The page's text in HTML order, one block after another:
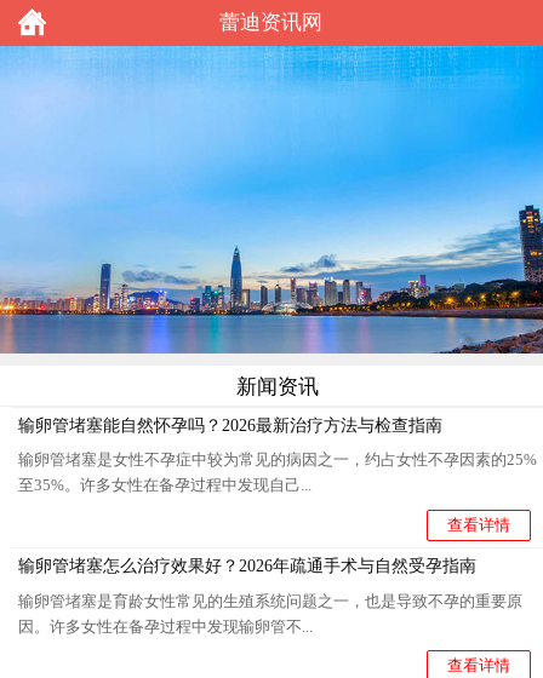
蕾迪资讯网
新闻资讯
输卵管堵塞能自然怀孕吗？2026最新治疗方法与检查指南
输卵管堵塞是女性不孕症中较为常见的病因之一，约占女性不孕因素的25%
至35%。许多女性在备孕过程中发现自己...
查看详情
输卵管堵塞怎么治疗效果好？2026年疏通手术与自然受孕指南
输卵管堵塞是育龄女性常见的生殖系统问题之一，也是导致不孕的重要原
因。许多女性在备孕过程中发现输卵管不...
查看详情